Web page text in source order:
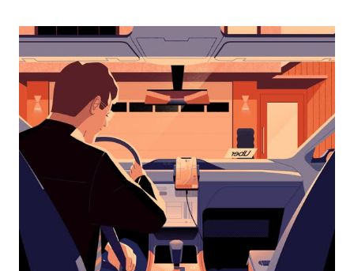
de
te
openen
een
datum
te
selecteren.
Druk
Escape
agenda
te
sluiten.